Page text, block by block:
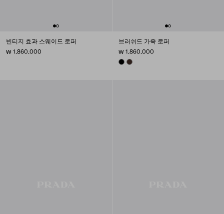
빈티지 효과 스웨이드 로퍼
₩ 1.860.000
브러쉬드 가죽 로퍼
₩ 1.860.000
BLACKSIENNA